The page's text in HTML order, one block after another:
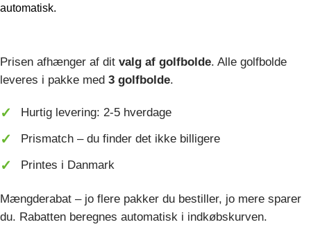
automatisk.
Prisen afhænger af dit valg af golfbolde. Alle golfbolde
leveres i pakke med 3 golfbolde.
Hurtig levering: 2-5 hverdage
Prismatch – du finder det ikke billigere
Printes i Danmark
Mængderabat – jo flere pakker du bestiller, jo mere sparer
du. Rabatten beregnes automatisk i indkøbskurven.